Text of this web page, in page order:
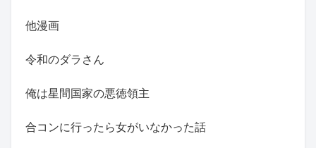
他漫画
令和のダラさん
俺は星間国家の悪徳領主
合コンに行ったら女がいなかった話